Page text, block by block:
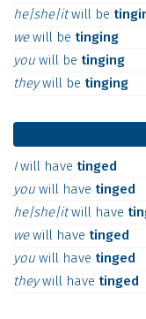
he|she|itwill be
wewill be tinging
you will be tinging
theywill be tinging
Iwill have tinged
you will have tinged
he|she|itwill have
wewill have tinged
you will have tinged
theywill have tinged